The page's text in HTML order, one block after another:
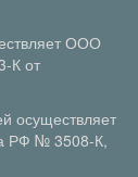
ООО
К от
осуществляет
РФ № 3508-К,